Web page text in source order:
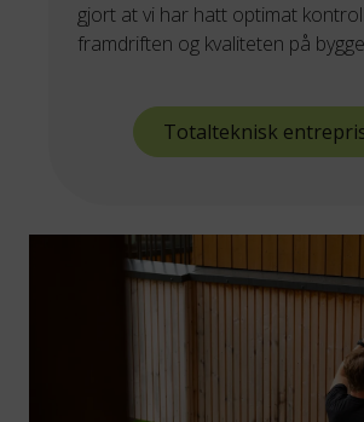
gjort at vi har hatt optimat
framdriften og kvaliteten på
Totalteknisk